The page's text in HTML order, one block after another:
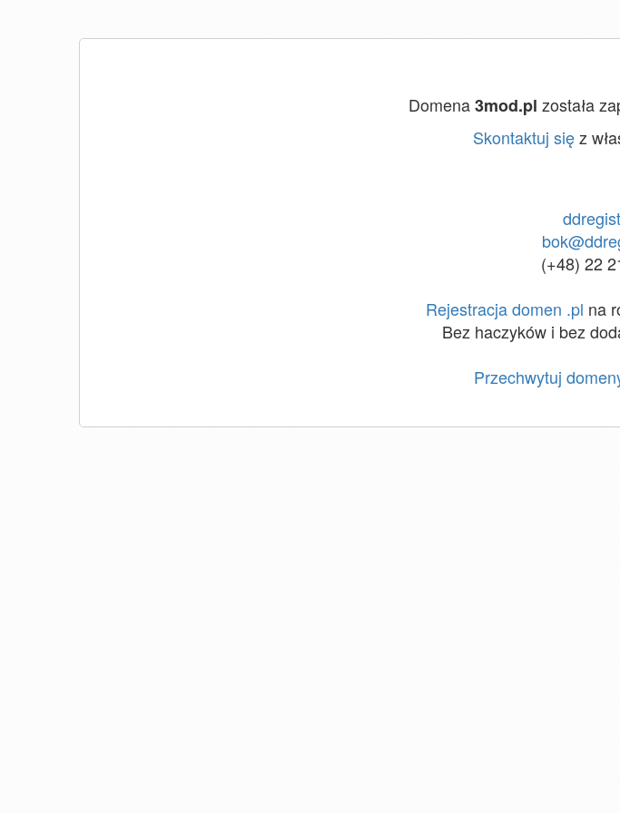
Domena3mod.pl została
Skontaktuj sięz
(+48) 22
Rejestracja domen .pl na
Bez haczyków i bez
Przechwytuj